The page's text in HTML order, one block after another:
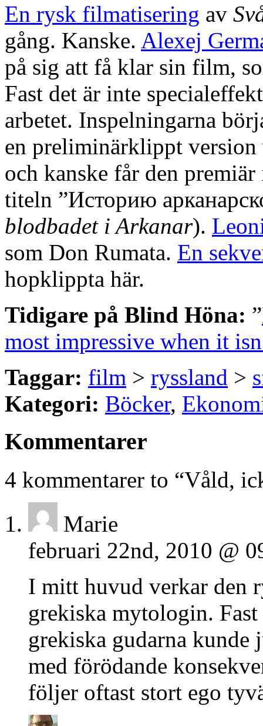
En rysk filmatisering av
gång. Kanske. Alexej
på sig att få klar sin film,
Fast det är inte
arbetet. Inspelningarna
en preliminärklippt
och kanske får den
titeln ”Историю
blodbadet i Arkanar).
som Don Rumata. En
hopklippta här.
Tidigare på Blind Höna: ”
most impressive when it
Taggar: film > ryssland >
Kategori: Böcker,
Kommentarer
4 kommentarer to “Våld,
Marie
februari 22nd, 2010 @
I mitt huvud verkar den
grekiska mytologin.
grekiska gudarna
med förödande
följer oftast stort ego